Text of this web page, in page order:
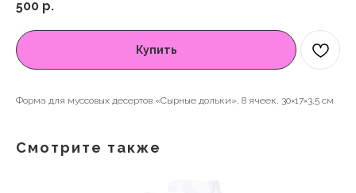
500 р.
Купить
Форма для муссовых десертов «Сырные дольки», 8 ячеек, 30×17×3,5 см
Смотрите также